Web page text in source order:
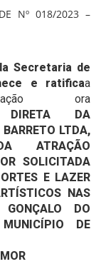
Nº 018/2023 –
Secretaria de
e ratificaa
ora
DIRETA DA
LTDA,
ATRAÇÃO
SOLICITADA
E LAZER
NAS
DO
DE